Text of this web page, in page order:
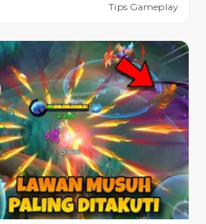
Tips Gameplay